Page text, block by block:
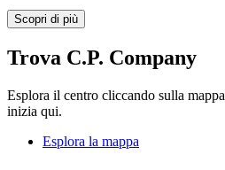
Scopri di più
Trova C.P. Company
Esplora il centro cliccando sulla
inizia qui.
Esplora la mappa